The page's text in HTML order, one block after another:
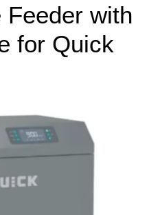
with
for Quick